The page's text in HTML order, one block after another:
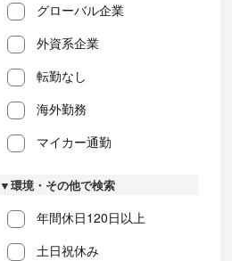
グローバル企業
外資系企業
転勤なし
海外勤務
マイカー通勤
▼環境・その他で検索
年間休日120日以上
土日祝休み